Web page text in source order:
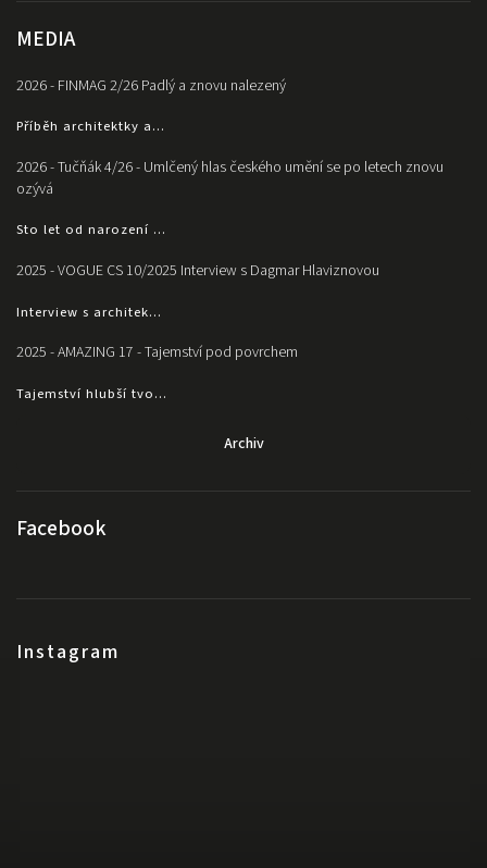
MEDIA
2026 - FINMAG 2/26 Padlý a znovu nalezený
Příběh architektky a...
2026 - Tučňák 4/26 - Umlčený hlas českého umění se po letech znovu
ozývá
Sto let od narození ...
2025 - VOGUE CS 10/2025 Interview s Dagmar Hlaviznovou
Interview s architek...
2025 - AMAZING 17 - Tajemství pod povrchem
Tajemství hlubší tvo...
Archiv
Facebook
Instagram